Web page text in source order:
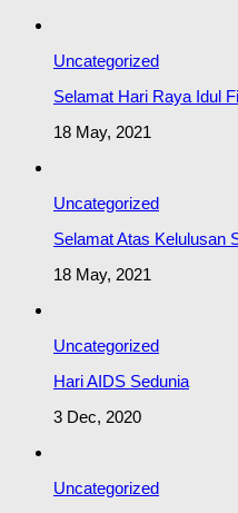
Uncategorized
Selamat Hari Raya Idul
18 May, 2021
Uncategorized
Selamat Atas Kelulusan
18 May, 2021
Uncategorized
Hari AIDS Sedunia
3 Dec, 2020
Uncategorized